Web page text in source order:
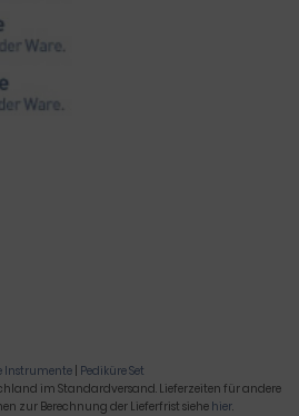
Instrumente| Pediküre Set
im Standardversand. Lieferzeiten für andere
zur Berechnung der Lieferfrist siehe hier.